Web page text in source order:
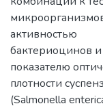
активностью
бактериоцинов
показателю
плотности
(Salmonella